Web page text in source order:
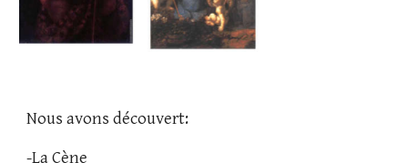
Nous avons découvert:
-La Cène